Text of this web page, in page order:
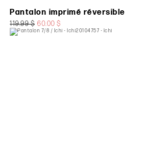
Pantalon imprimé réversible
119.99 $ 60.00 $